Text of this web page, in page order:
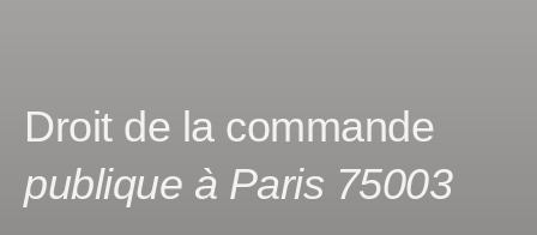
Droit de la commande
publique à Paris 75003